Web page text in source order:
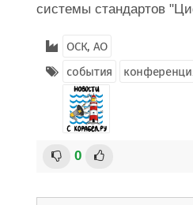
системы стандартов
ОСК, АО
события
0